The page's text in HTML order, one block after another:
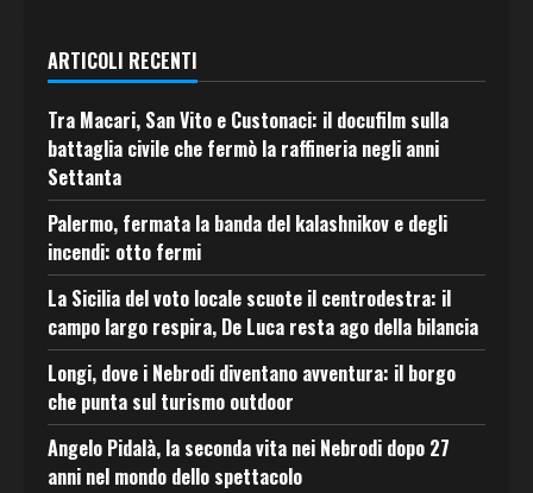
ARTICOLI RECENTI
Tra Macari, San Vito e Custonaci: il docufilm sulla
battaglia civile che fermò la raffineria negli anni
Settanta
Palermo, fermata la banda del kalashnikov e degli
incendi: otto fermi
La Sicilia del voto locale scuote il centrodestra: il
campo largo respira, De Luca resta ago della bilancia
Longi, dove i Nebrodi diventano avventura: il borgo
che punta sul turismo outdoor
Angelo Pidalà, la seconda vita nei Nebrodi dopo 27
anni nel mondo dello spettacolo